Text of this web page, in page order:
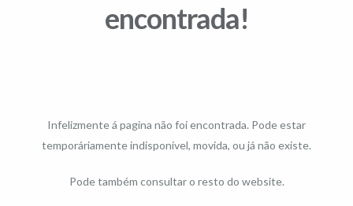
encontrada!
Infelizmente á pagina não foi encontrada. Pode estar
temporáriamente indisponível, movida, ou já não existe.
Pode também consultar o resto do website.